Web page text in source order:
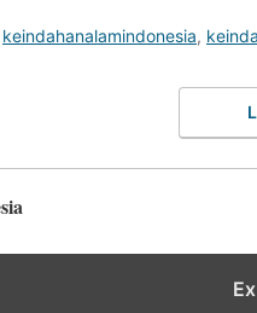
keindahanalamindonesia,